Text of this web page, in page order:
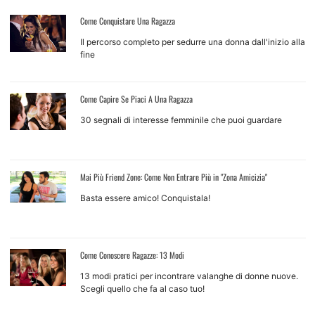
Come Conquistare Una Ragazza
Il percorso completo per sedurre una donna dall'inizio alla
fine
Come Capire Se Piaci A Una Ragazza
30 segnali di interesse femminile che puoi guardare
Mai Più Friend Zone: Come Non Entrare Più in "Zona Amicizia"
Basta essere amico! Conquistala!
Come Conoscere Ragazze: 13 Modi
13 modi pratici per incontrare valanghe di donne nuove.
Scegli quello che fa al caso tuo!